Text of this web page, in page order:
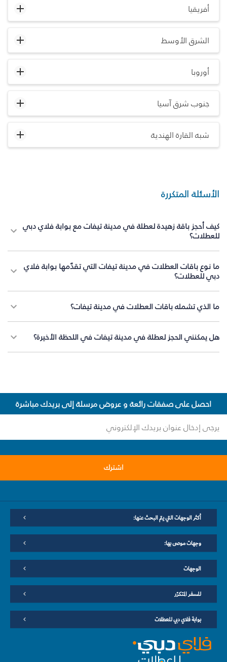
أفريقيا
الشرق الأوسط
أوروبا
جنوب شرق آسيا
شبه القارة الهندية
الأسئلة المتكررة
كيف أحجز باقة زهيدة لعطلة في مدينة تيفات مع بوابة فلاي دبي
للعطلات؟
ما نوع باقات العطلات في مدينة تيفات التي تقدّمها بوابة فلاي
دبي للعطلات؟
ما الذي تشمله باقات العطلات في مدينة تيفات؟
هل يمكنني الحجز لعطلة في مدينة تيفات في اللحظة الأخيرة؟
احصل على صفقات رائعة و عروض مرسلة إلى بريدك مباشرة
اشترك
أكثر الوجهات التي يتم البحث عنها:
وجهات موصى بها:
الوجهات
للسفر المتكرّر
بوابة فلاي دبي للعطلات